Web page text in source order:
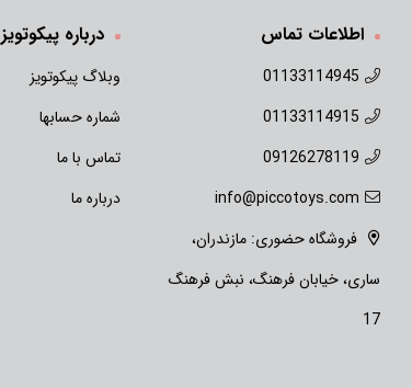
اطلاعات تماس
01133114945
01133114915
09126278119
info@piccotoys.com
فروشگاه حضوری: مازندران،
ساری، خیابان فرهنگ، نبش فرهنگ
17
درباره پیکوتویز
وبلاگ پیکوتویز
شماره حسابها
تماس با ما
درباره ما